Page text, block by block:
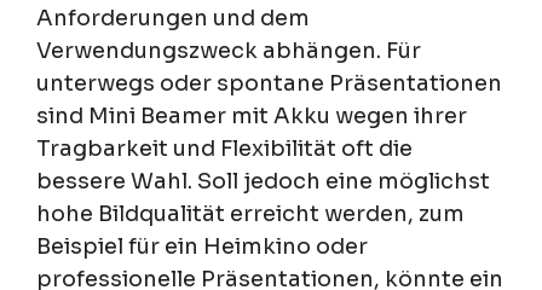
Anforderungen und dem
Verwendungszweck abhängen. Für
unterwegs oder spontane Präsentationen
sind Mini Beamer mit Akku wegen ihrer
Tragbarkeit und Flexibilität oft die
bessere Wahl. Soll jedoch eine möglichst
hohe Bildqualität erreicht werden, zum
Beispiel für ein Heimkino oder
professionelle Präsentationen, könnte ein